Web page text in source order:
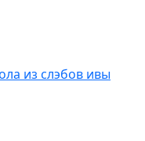
из слэбов ивы